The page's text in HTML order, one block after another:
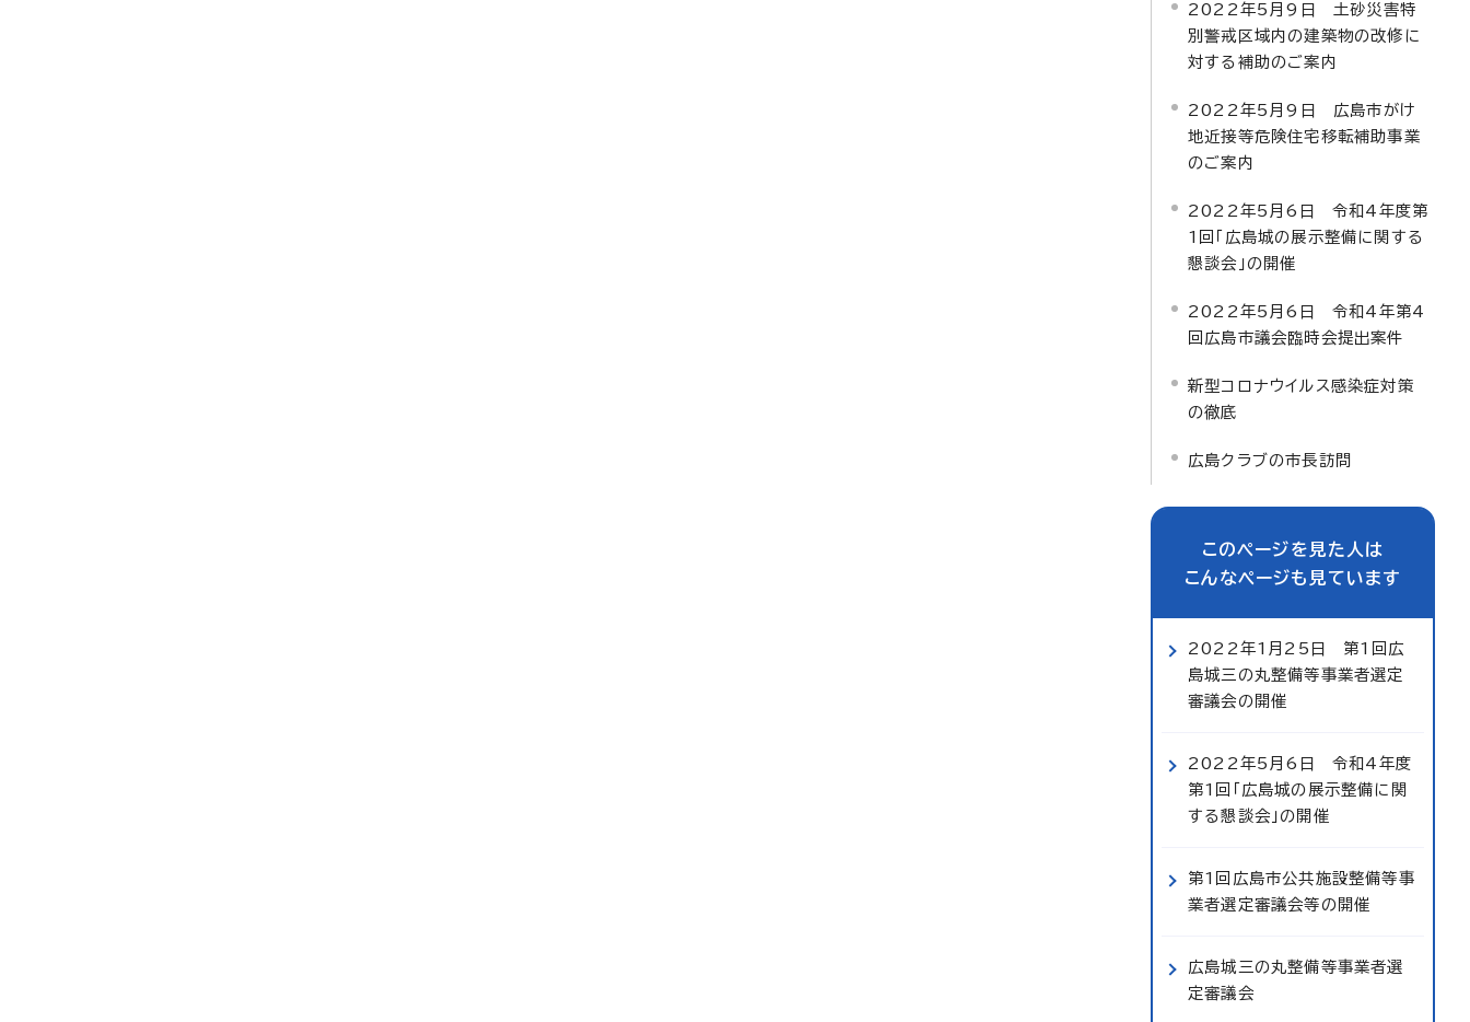
2022年5月9日 土砂災害特
別警戒区域内の建築物の改修に
対する補助のご案内
2022年5月9日 広島市がけ
地近接等危険住宅移転補助事業
のご案内
2022年5月6日 令和4年度第
1回「広島城の展示整備に関する
懇談会」の開催
2022年5月6日 令和4年第4
回広島市議会臨時会提出案件
新型コロナウイルス感染症対策
の徹底
広島クラブの市長訪問
このページを見た人は
こんなページも見ています
2022年1月25日 第1回広
島城三の丸整備等事業者選定
審議会の開催
2022年5月6日 令和4年度
第1回「広島城の展示整備に関
する懇談会」の開催
第1回広島市公共施設整備等事
業者選定審議会等の開催
広島城三の丸整備等事業者選
定審議会